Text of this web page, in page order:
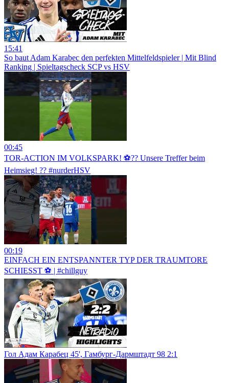
15:41
So baut Adam Karabec den perfekten Mittelfeldspieler | Mit Blind
Ranking | Spieltagscheck SCP vs HSV
00:45
TOR-ACTION IM VOLKSPARK! ⚽️?‍? Unsere Treffer beim
Heimsieg! ?? #nurderHSV
00:19
EINFACH EIN ENTSPANNTER TYP DER TRAUMTORE
SCHIESST ⚽️ | #chillguy
Гол Адам Карабец 45', Гамбург-Дармштадт 98 2:1